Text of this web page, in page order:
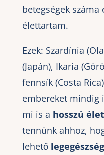
betegségek száma
élettartam.
Ezek: Szardínia
(Japán), Ikaria
fennsík (Costa
embereket mindig
mi is a hosszú
tennünk ahhoz,
lehető